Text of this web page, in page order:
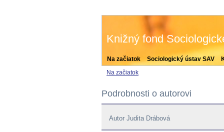
Na začiatok Sociologický ústav SAV
Knižný fond
Na začiatok
Podrobnosti o autorovi
Autor Judita Drábová